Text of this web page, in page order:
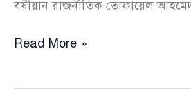
নিয়ে
জানা
বর্ষীয়ান রাজনীতিক তোফায়েল
xRead More »